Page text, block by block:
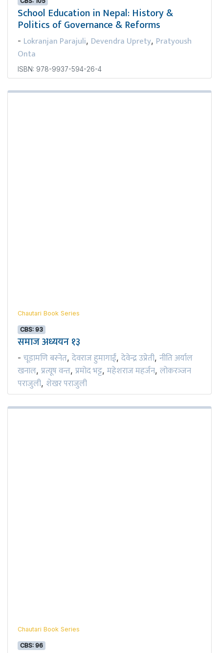
School Education in Nepal: History &
Politics of Governance & Reforms
- Lokranjan Parajuli, Devendra Uprety, Pratyoush
Onta
ISBN: 978-9937-594-26-4
Chautari Book Series
CBS: 93
समाज अध्ययन १३
- चूडामणि बस्नेत, देवराज हुमागाईं, देवेन्द्र उप्रेती, नीति अर्याल
खनाल, प्रत्यूष वन्त, प्रमोद भट्ट, महेशराज महर्जन, लोकरञ्‍जन
पराजुली, शेखर पराजुली
Chautari Book Series
CBS: 96